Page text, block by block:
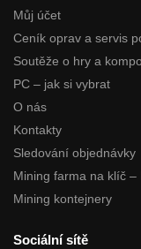
Můj účet
Ceník oprav a servis
Soutěže o hry a
PC – jak si vybrat
O nás
Kontakty
Sledování objednávky
Mining farma na klíč –
Mining kontejnery
Sociální sítě